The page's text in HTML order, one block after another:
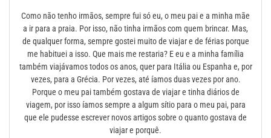
Como não tenho irmãos, sempre fui só eu, o meu pai e a minha mãe
a ir para a praia. Por isso, não tinha irmãos com quem brincar. Mas,
de qualquer forma, sempre gostei muito de viajar e de férias porque
me habituei a isso. Que mais me restaria? E eu e a minha família
também viajávamos todos os anos, quer para Itália ou Espanha e, por
vezes, para a Grécia. Por vezes, até íamos duas vezes por ano.
Porque o meu pai também gostava de viajar e tinha diários de
viagem, por isso íamos sempre a algum sítio para o meu pai, para
que ele pudesse escrever novos artigos sobre o quanto gostava de
viajar e porquê.